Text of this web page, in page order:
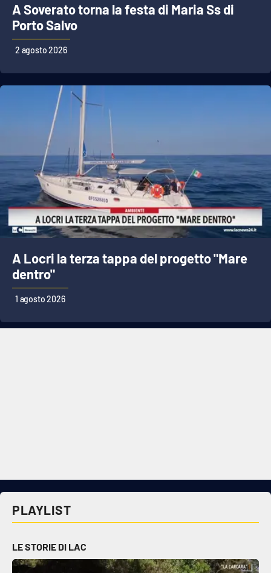
A Soverato torna la festa di Maria Ss di
Porto Salvo
2 agosto 2026
A Locri la terza tappa del progetto "Mare
dentro"
1 agosto 2026
PLAYLIST
LE STORIE DI LAC